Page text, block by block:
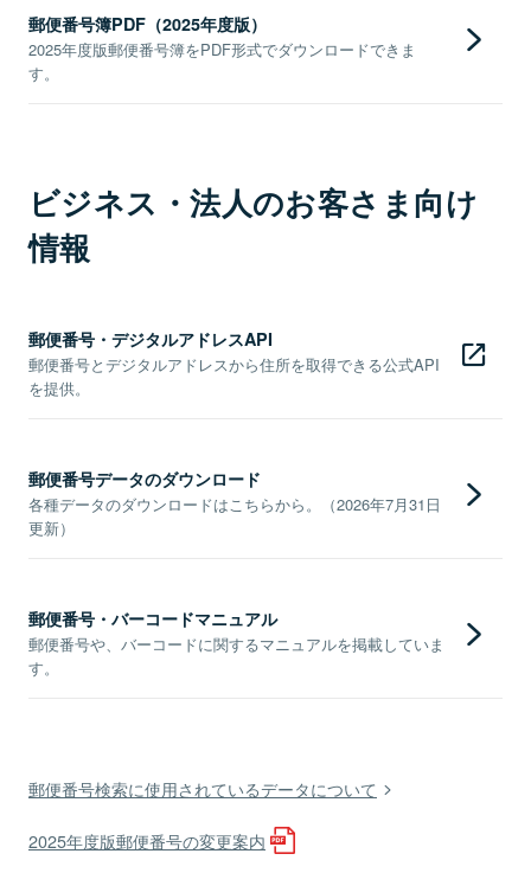
郵便番号簿PDF（2025年度版）
2025年度版郵便番号簿をPDF形式でダウンロードできま
す。
ビジネス・法人のお客さま向け
情報
郵便番号・デジタルアドレスAPI
郵便番号とデジタルアドレスから住所を取得できる公式API
を提供。
郵便番号データのダウンロード
各種データのダウンロードはこちらから。（2026年7月31日
更新）
郵便番号・バーコードマニュアル
郵便番号や、バーコードに関するマニュアルを掲載していま
す。
郵便番号検索に使用されているデータについて
2025年度版郵便番号の変更案内